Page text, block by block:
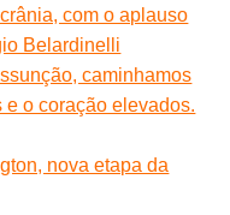
com o aplauso
Belardinelli
caminhamos
e o coração elevados.
nova etapa da